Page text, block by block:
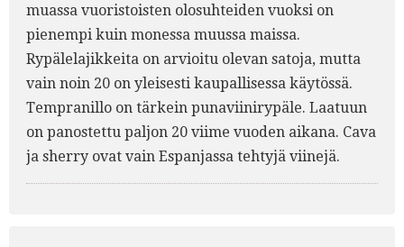
muassa vuoristoisten olosuhteiden vuoksi on
pienempi kuin monessa muussa maissa.
Rypälelajikkeita on arvioitu olevan satoja, mutta
vain noin 20 on yleisesti kaupallisessa käytössä.
Tempranillo on tärkein punaviinirypäle. Laatuun
on panostettu paljon 20 viime vuoden aikana. Cava
ja sherry ovat vain Espanjassa tehtyjä viinejä.